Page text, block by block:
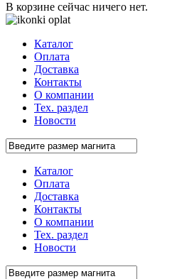
В корзине сейчас ничего нет.
Каталог
Оплата
Доставка
Контакты
О компании
Тех. раздел
Новости
Каталог
Оплата
Доставка
Контакты
О компании
Тех. раздел
Новости